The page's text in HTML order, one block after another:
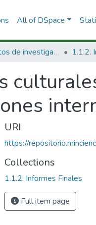
All of DSpace
1.1 Productos de investigación 1.1.2.
URI
https://
Collections
1.1.2. Informes Finales
Full item page